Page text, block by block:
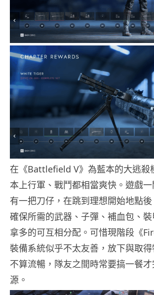
在《Battlefield V》為藍本的大逃殺
本上行軍、戰鬥都相當爽快。遊戲
有一把刀仔，在跳到理想開始地點
確保所需的武器、子彈、補血包、
拿多的可互相分配。可惜現階段《
裝備系統似乎不太友善，放下與取
不算流暢，隊友之間時常要搞一餐
源。